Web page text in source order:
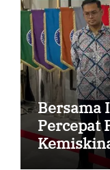
Bersama
Percepat
DTSEN